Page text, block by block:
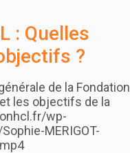
: Quelles
?
de la Fondation
les objectifs de la
wp-
MERIGOT-